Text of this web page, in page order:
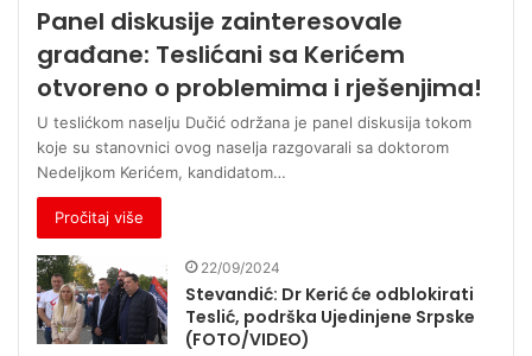
Panel diskusije zainteresovale
građane: Teslićani sa Kerićem
otvoreno o problemima i rješenjima!
U teslićkom naselju Dučić održana je panel diskusija tokom
koje su stanovnici ovog naselja razgovarali sa doktorom
Nedeljkom Kerićem, kandidatom…
Pročitaj više
22/09/2024
Stevandić: Dr Kerić će odblokirati
Teslić, podrška Ujedinjene Srpske
(FOTO/VIDEO)